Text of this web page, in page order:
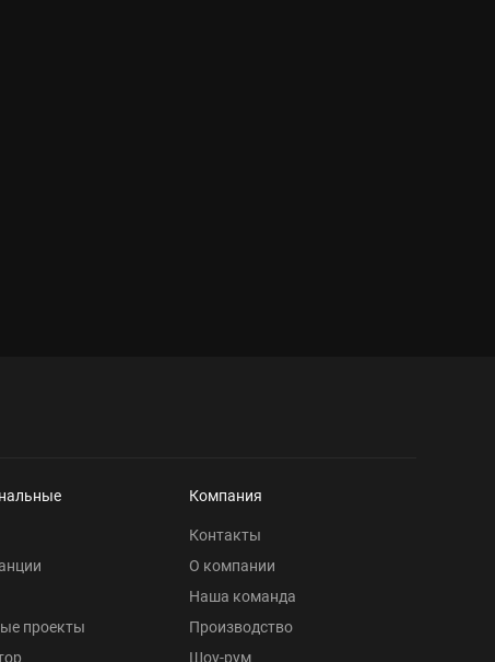
проекты
Компания
Контакты
О компании
Наша команда
Производство
Шоу-рум